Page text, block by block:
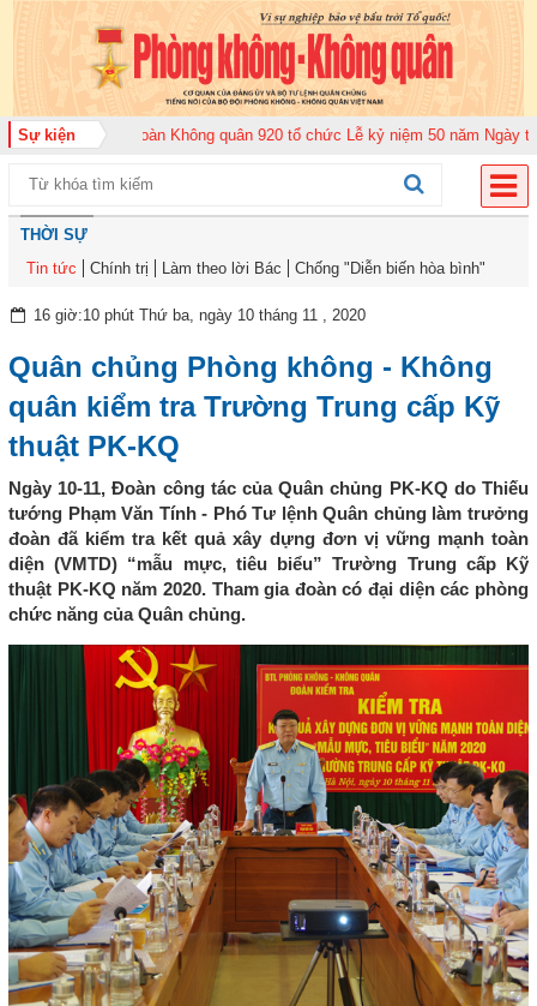
Sự kiệnTrung đoàn Không quân 920 tổ chức Lễ kỷ niệm 50 năm Ngày truyền
THỜI SỰ
Tin tức
Chính trị Làm theo lời Bác Chống "Diễn biến hòa bình"
16 giờ:10 phút Thứ ba, ngày 10 tháng 11 , 2020
Quân chủng Phòng không - Không
quân kiểm tra Trường Trung cấp Kỹ
thuật PK-KQ
Ngày 10-11, Đoàn công tác của Quân chủng PK-KQ do Thiếu
tướng Phạm Văn Tính - Phó Tư lệnh Quân chủng làm trưởng
đoàn đã kiểm tra kết quả xây dựng đơn vị vững mạnh toàn
diện (VMTD) “mẫu mực, tiêu biểu” Trường Trung cấp Kỹ
thuật PK-KQ năm 2020. Tham gia đoàn có đại diện các phòng
chức năng của Quân chủng.